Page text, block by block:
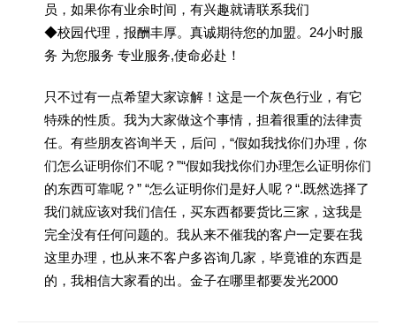
员，如果你有业余时间，有兴趣就请联系我们
◆校园代理，报酬丰厚。真诚期待您的加盟。24小时服
务 为您服务 专业服务,使命必赴！
只不过有一点希望大家谅解！这是一个灰色行业，有它
特殊的性质。我为大家做这个事情，担着很重的法律责
任。有些朋友咨询半天，后问，“假如我找你们办理，你
们怎么证明你们不呢？”“假如我找你们办理怎么证明你们
的东西可靠呢？” “怎么证明你们是好人呢？“.既然选择了
我们就应该对我们信任，买东西都要货比三家，这我是
完全没有任何问题的。我从来不催我的客户一定要在我
这里办理，也从来不客户多咨询几家，毕竟谁的东西是
的，我相信大家看的出。金子在哪里都要发光2000